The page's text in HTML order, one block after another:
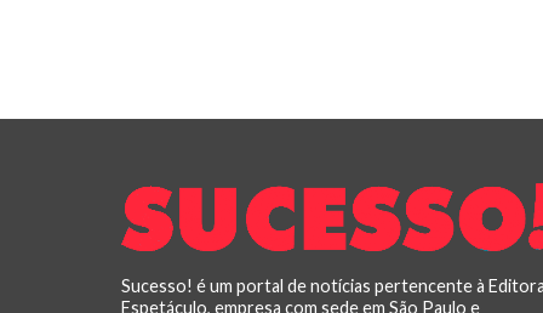
Sucesso! é um portal de notícias pertencente à
Espetáculo, empresa com sede em São Paulo e